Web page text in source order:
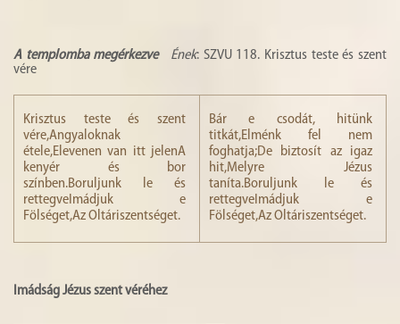
A templomba megérkezve Ének: SZVU 118. Krisztus teste és szent
vére
Krisztus teste és szent
vére,Angyaloknak
étele,Elevenen van itt jelenA
kenyér és bor
színben.Boruljunk le és
rettegveImádjuk e
Fölséget,Az Oltáriszentséget.
Bár e csodát, hitünk
titkát,Elménk fel nem
foghatja;De biztosít az igaz
hit,Melyre Jézus
taníta.Boruljunk le és
rettegveImádjuk e
Fölséget,Az Oltáriszentséget.
Imádság Jézus szent véréhez